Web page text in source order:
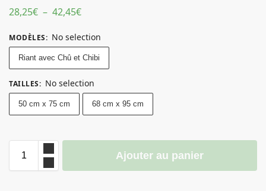
28,25€ – 42,45€
MODÈLES: No selection
Riant avec Chû et Chibi
TAILLES: No selection
50 cm x 75 cm 68 cm x 95 cm
Ajouter au panier